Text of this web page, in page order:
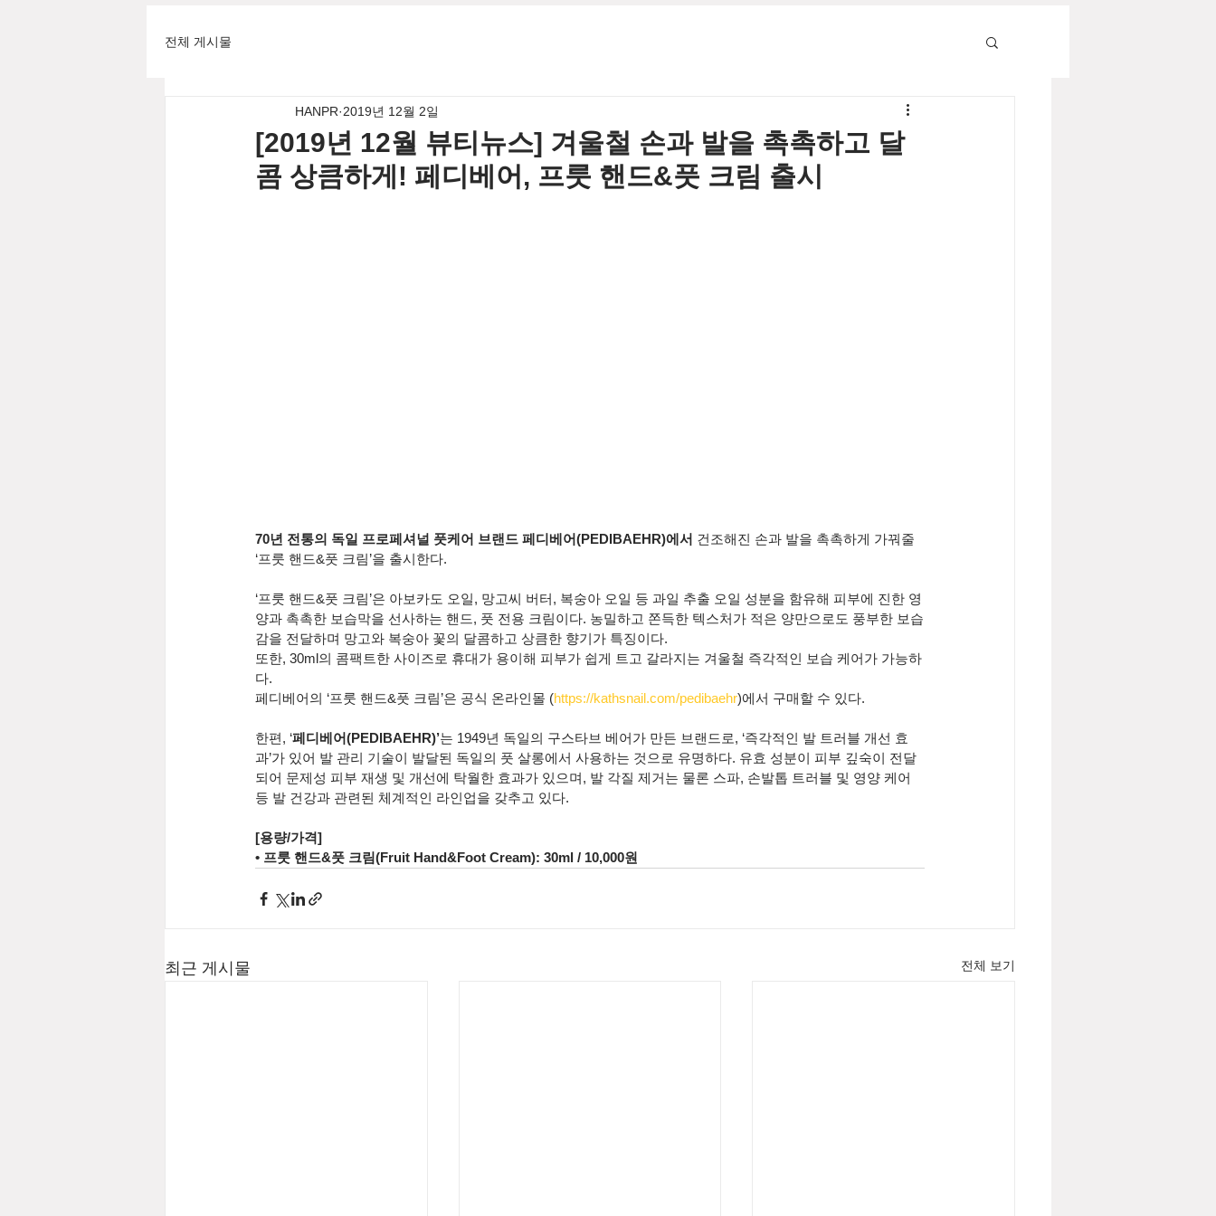
전체 게시물
[2019년 12월 뷰티뉴스] 겨울철 손과 발을 촉촉하고 달
콤 상큼하게! 페디베어, 프룻 핸드&풋 크림 출시
HANPR 2019년 12월 2일
70년 전통의 독일 프로페셔널 풋케어 브랜드 페디베어(PEDIBAEHR)에서 건조해진 손과 발을 촉촉하게 가꿔줄
‘프룻 핸드&풋 크림’을 출시한다.
‘프룻 핸드&풋 크림’은 아보카도 오일, 망고씨 버터, 복숭아 오일 등 과일 추출 오일 성분을 함유해 피부에 진한 영
양과 촉촉한 보습막을 선사하는 핸드, 풋 전용 크림이다. 농밀하고 쫀득한 텍스처가 적은 양만으로도 풍부한 보습
감을 전달하며 망고와 복숭아 꽃의 달콤하고 상큼한 향기가 특징이다.
또한, 30ml의 콤팩트한 사이즈로 휴대가 용이해 피부가 쉽게 트고 갈라지는 겨울철 즉각적인 보습 케어가 가능하
다.
페디베어의 ‘프룻 핸드&풋 크림’은 공식 온라인몰 (https://kathsnail.com/pedibaehr)에서 구매할 수 있다.
한편, ‘페디베어(PEDIBAEHR)’는 1949년 독일의 구스타브 베어가 만든 브랜드로, ‘즉각적인 발 트러블 개선 효
과’가 있어 발 관리 기술이 발달된 독일의 풋 살롱에서 사용하는 것으로 유명하다. 유효 성분이 피부 깊숙이 전달
되어 문제성 피부 재생 및 개선에 탁월한 효과가 있으며, 발 각질 제거는 물론 스파, 손발톱 트러블 및 영양 케어
등 발 건강과 관련된 체계적인 라인업을 갖추고 있다.
[용량/가격]
• 프룻 핸드&풋 크림(Fruit Hand&Foot Cream): 30ml / 10,000원
최근 게시물 전체 보기